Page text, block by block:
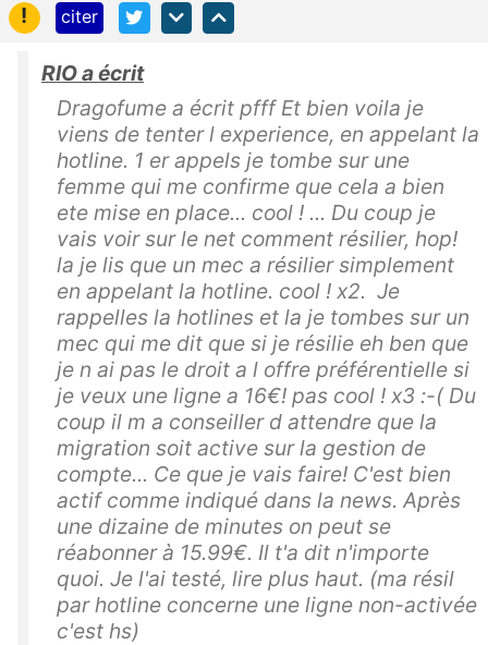
!
citer
RIO a écrit
Dragofume a écrit pfff Et bien voila je
viens de tenter l experience, en appelant la
hotline. 1 er appels je tombe sur une
femme qui me confirme que cela a bien
ete mise en place... cool ! ... Du coup je
vais voir sur le net comment résilier, hop!
la je lis que un mec a résilier simplement
en appelant la hotline. cool ! x2. Je
rappelles la hotlines et la je tombes sur un
mec qui me dit que si je résilie eh ben que
je n ai pas le droit a l offre préférentielle si
je veux une ligne a 16€! pas cool ! x3 :-( Du
coup il m a conseiller d attendre que la
migration soit active sur la gestion de
compte... Ce que je vais faire! C'est bien
actif comme indiqué dans la news. Après
une dizaine de minutes on peut se
réabonner à 15.99€. Il t'a dit n'importe
quoi. Je l'ai testé, lire plus haut. (ma résil
par hotline concerne une ligne non-activée
c'est hs)